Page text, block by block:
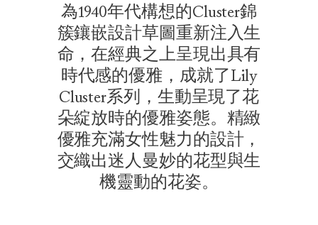
為1940年代構想的Cluster錦
簇鑲嵌設計草圖重新注入生
命，在經典之上呈現出具有
時代感的優雅，成就了Lily
Cluster系列，生動呈現了花
朵綻放時的優雅姿態。精緻
優雅充滿女性魅力的設計，
交織出迷人曼妙的花型與生
機靈動的花姿。